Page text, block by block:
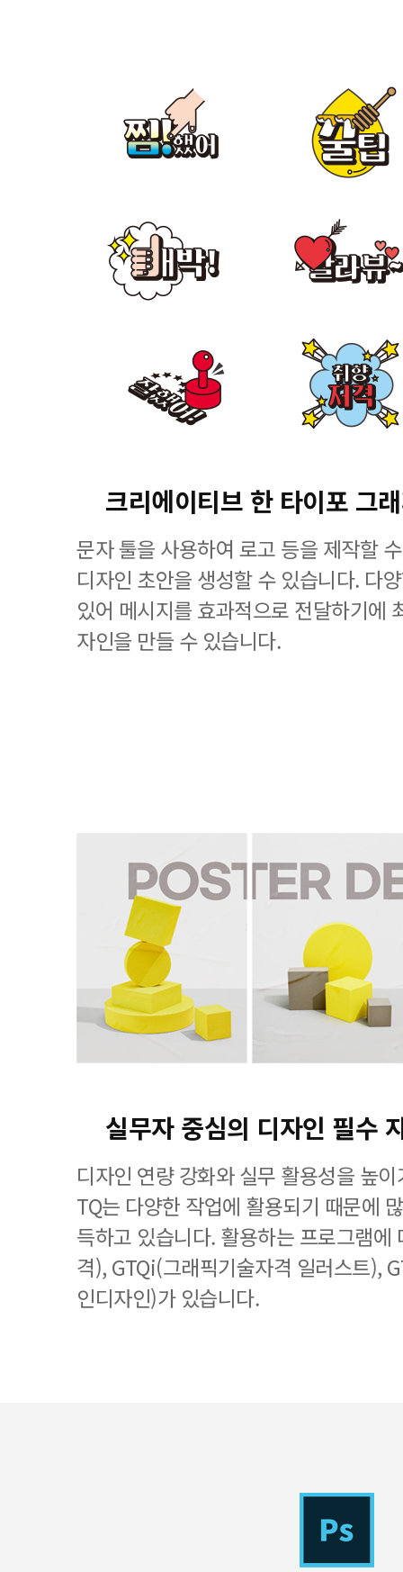
크리에이티브 한 타이포 그
문자 툴을 사용하여 로고 등을 제작할
디자인 초안을 생성할 수 있습니다. 다
있어 메시지를 효과적으로 전달하기에
자인을 만들 수 있습니다.
실무자 중심의 디자인 필수
디자인 연량 강화와 실무 활용성을 높
TQ는 다양한 작업에 활용되기 때문에
득하고 있습니다. 활용하는 프로그램에
격), GTQi(그래픽기술자격 일러스트),
인디자인)가 있습니다.